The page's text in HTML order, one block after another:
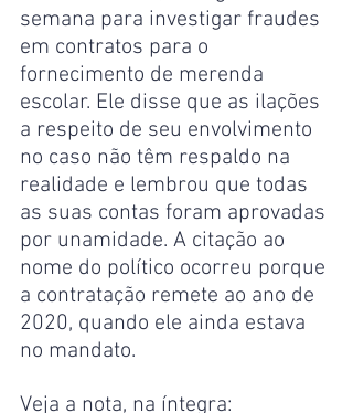
semana para investigar fraudes
em contratos para o
fornecimento de merenda
escolar. Ele disse que as ilações
a respeito de seu envolvimento
no caso não têm respaldo na
realidade e lembrou que todas
as suas contas foram aprovadas
por unamidade. A citação ao
nome do político ocorreu porque
a contratação remete ao ano de
2020, quando ele ainda estava
no mandato.
Veja a nota, na íntegra: